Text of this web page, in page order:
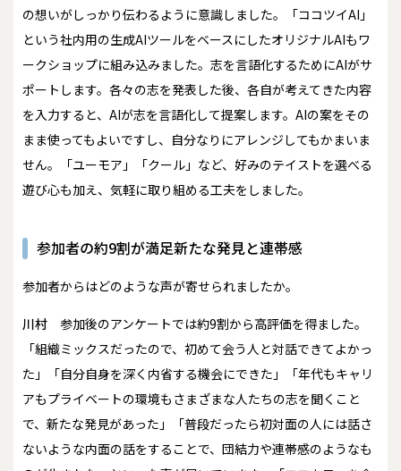
の想いがしっかり伝わるように意識しました。「ココツイAI」
という社内用の生成AIツールをベースにしたオリジナルAIもワ
ークショップに組み込みました。志を言語化するためにAIがサ
ポートします。各々の志を発表した後、各自が考えてきた内容
を入力すると、AIが志を言語化して提案します。AIの案をその
まま使ってもよいですし、自分なりにアレンジしてもかまいま
せん。「ユーモア」「クール」など、好みのテイストを選べる
遊び心も加え、気軽に取り組める工夫をしました。
参加者の約9割が満足――新たな発見と連帯感
――参加者からはどのような声が寄せられましたか。
川村
参加後のアンケートでは約9割から高評価を得ました。
「組織ミックスだったので、初めて会う人と対話できてよかっ
た」「自分自身を深く内省する機会にできた」「年代もキャリ
アもプライベートの環境もさまざまな人たちの志を聞くこと
で、新たな発見があった」「普段だったら初対面の人には話さ
ないような内面の話をすることで、団結力や連帯感のようなも